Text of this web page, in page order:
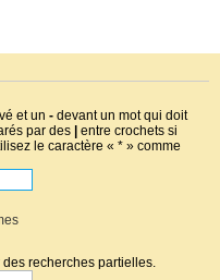
et un - devant un mot qui doit
par des | entre crochets si
le caractère « * » comme
recherches partielles.